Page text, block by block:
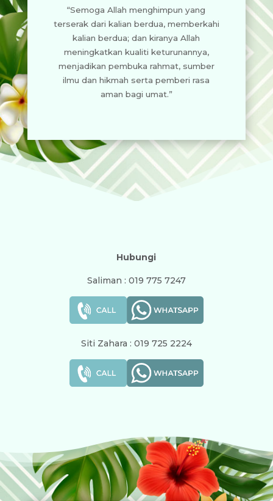
“Semoga Allah menghimpun yang
terserak dari kalian berdua, memberkahi
kalian berdua; dan kiranya Allah
meningkatkan kualiti keturunannya,
menjadikan pembuka rahmat, sumber
ilmu dan hikmah serta pemberi rasa
aman bagi umat.”
Hubungi
Saliman : 019 775 7247
Siti Zahara : 019 725 2224